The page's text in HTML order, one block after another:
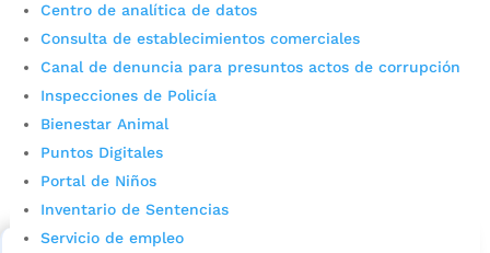
Centro de analítica de datos
Consulta de establecimientos comerciales
Canal de denuncia para presuntos actos de corrupción
Inspecciones de Policía
Bienestar Animal
Puntos Digitales
Portal de Niños
Inventario de Sentencias
Servicio de empleo
Cupos Escolares Bucaramanga 2022
Consulta aqui los pasos para inscribirse y solicitar un
cupo escolar en los colegios oficiales de